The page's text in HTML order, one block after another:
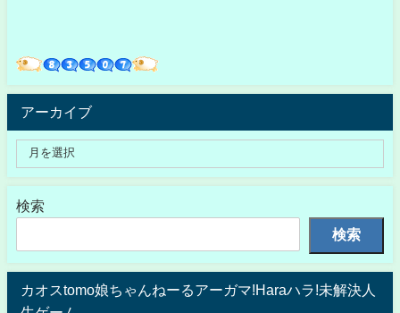
アーカイブ
検索
検索
カオスtomo娘ちゃんねーるアーガマ!Haraハラ!未解決人